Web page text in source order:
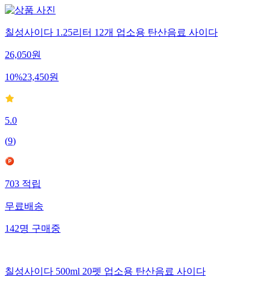
칠성사이다 1.25리터 12개 업소용 탄산음료 사이다
26,050원
10%23,450원
5.0
(9)
703적립
무료배송
142명구매중
칠성사이다 500ml 20펫 업소용 탄산음료 사이다